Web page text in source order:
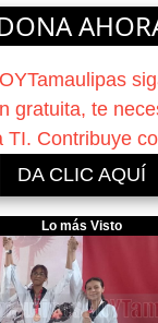
gratuita, te
TI. Contribuye
DA CLIC AQUÍ
Lo más Visto